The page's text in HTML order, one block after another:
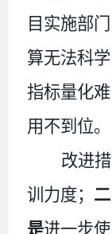
目实施部门
算无法科
指标量化难
用不到位。
改进措
训力度；
是进一步